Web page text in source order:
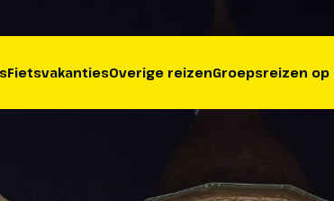
FietsvakantiesOverige reizenGroepsreizen op